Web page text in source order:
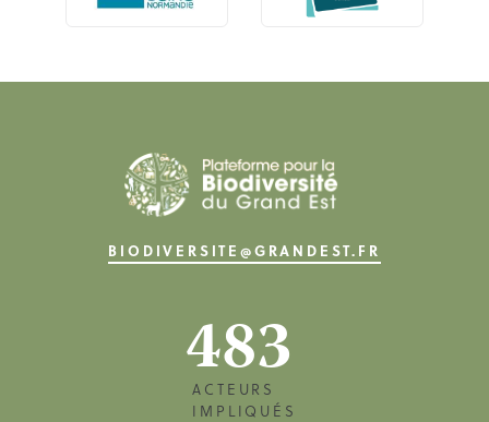
BIODIVERSITE@GRANDEST.FR
483
ACTEURS
IMPLIQUÉS